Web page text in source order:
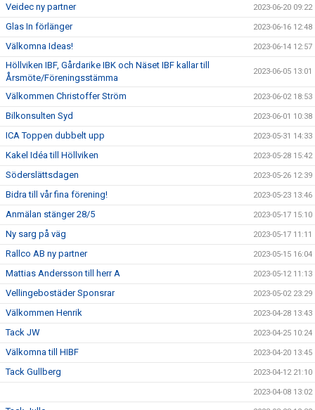
Veidec ny partner 2023-06-20 09:22
Glas In förlänger 2023-06-16 12:48
Välkomna Ideas! 2023-06-14 12:57
Höllviken IBF, Gårdarike IBK och Näset IBF kallar till
Årsmöte/Föreningsstämma
2023-06-05 13:01
Välkommen Christoffer Ström 2023-06-02 18:53
Bilkonsulten Syd 2023-06-01 10:38
ICA Toppen dubbelt upp 2023-05-31 14:33
Kakel Idéa till Höllviken 2023-05-28 15:42
Söderslättsdagen 2023-05-26 12:39
Bidra till vår fina förening! 2023-05-23 13:46
Anmälan stänger 28/5 2023-05-17 15:10
Ny sarg på väg 2023-05-17 11:11
Rallco AB ny partner 2023-05-15 16:04
Mattias Andersson till herr A 2023-05-12 11:13
Vellingebostäder Sponsrar 2023-05-02 23:29
Välkommen Henrik 2023-04-28 13:43
Tack JW 2023-04-25 10:24
Välkomna till HIBF 2023-04-20 13:45
Tack Gullberg 2023-04-12 21:10
2023-04-08 13:02